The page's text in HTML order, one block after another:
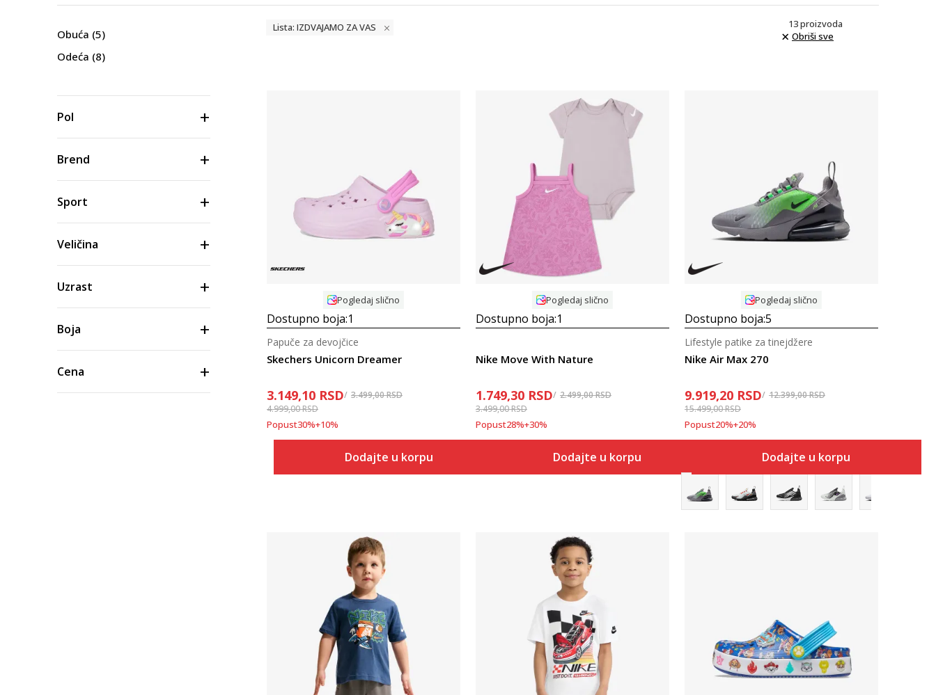
Obuća (5)
Odeća (8)
Pol
Brend
Sport
Veličina
Uzrast
Boja
Cena
Lista: IZDVAJAMO ZA VAS 13proizvoda
Obriši sve
Uporedi
Pogledaj slično
Dostupno boja:1
Skechers Unicorn Dreamer
Papuče za devojčice
3.149,10 RSD 3.499,00RSD
4.999,00RSD
Popust30%+10%
Dodajte u korpu
Uporedi
Pogledaj slično
Dostupno boja:1
Nike Move With Nature
1.749,30 RSD 2.499,00RSD
3.499,00RSD
Popust28%+30%
Dodajte u korpu
Uporedi
Pogledaj slično
Dostupno boja:5
Nike Air Max 270
Lifestyle patike za tinejdžere
9.919,20 RSD 12.399,00RSD
15.499,00RSD
Popust20%+20%
Dodajte u korpu
Uporedi Uporedi Uporedi